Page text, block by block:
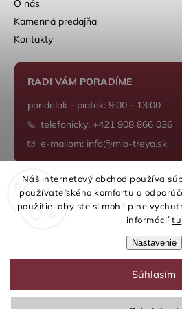
Náš internetový obchod používa
používateľského komfortu a
použitie, aby ste si mohli plne
informáciítu
Nastavenie
Súhlasím
O nás
Kamenná predajňa
Kontakty
RADI VÁM PORADÍME
pondelok - piatok: 9:00 - 13:00
telefonicky: +421 908 866 036
e-mailom: info@mio-treya.sk
Shoptet.sk
Copyright 2026mio-treya.sk.
Upraviť nastavenie